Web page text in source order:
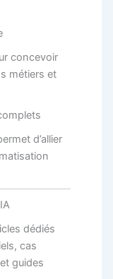
concevoir
métiers et
d’allier
dédiés
cas
guides